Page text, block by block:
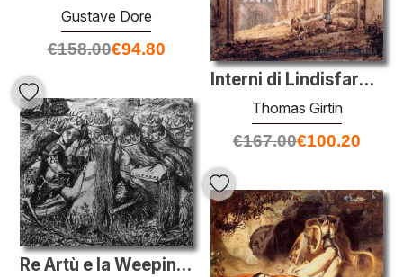
Interni di Lindisfarne Priory
Thomas Girtin
€167.00€100.20
Gustave Dore
€158.00€94.80
Re Artù e la Weeping Queens